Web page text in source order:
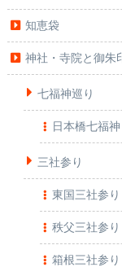
知恵袋
神社・寺院と御朱
七福神巡り
日本橋七福神
三社参り
東国三社参り
秩父三社参り
箱根三社参り